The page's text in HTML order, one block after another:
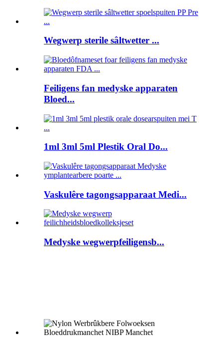
Wegwerp sterile sâltwetter ...
Feiligens fan medyske apparaten
Bloed...
1ml 3ml 5ml Plestik Oral Do...
Vaskulêre tagongsapparaat Medi...
Medyske wegwerpfeiligensb...